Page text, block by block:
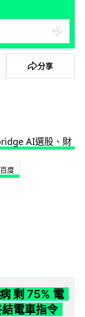
分享
百度
剩 75% 電
電車指令